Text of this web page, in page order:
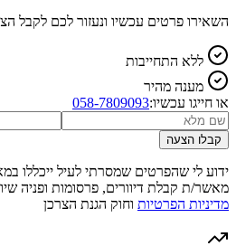
השאירו פרטים עכשיו ונעזור לכם לקבל
ללא התחייבות
מענה מהיר
או חייגו עכשיו:058-7809093
קבלו הצעה
ידוע לי שהפרטים שמסרתי לעיל ייכללו
מאשר/ת קבלת דיוורים, פרסומות ופניה
מדיניות הפרטיות וחוק הגנת הצרכן